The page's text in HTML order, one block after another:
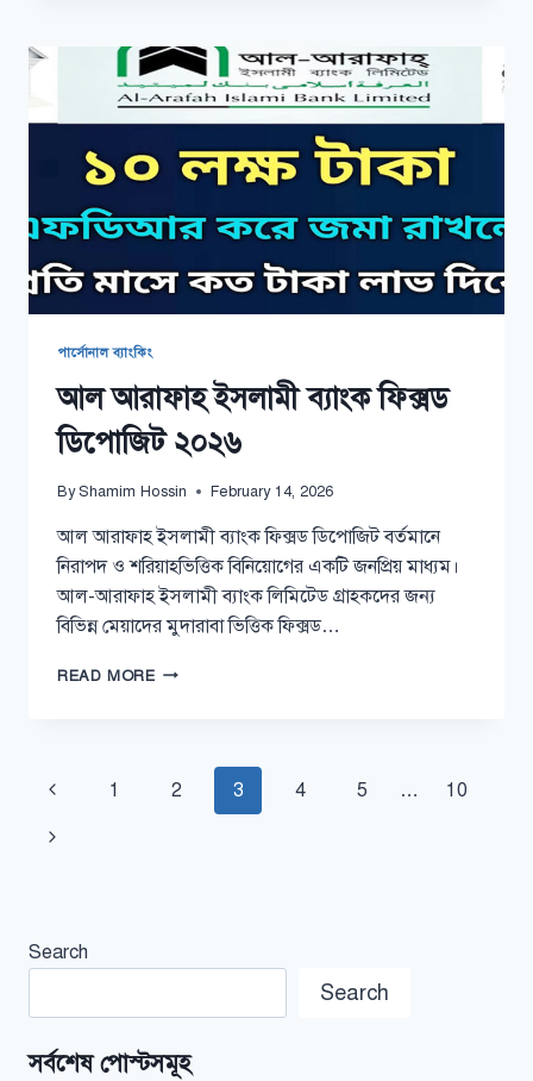
দেওয়ার
নিয়ম
প্রিপেইড/
পার্সোনাল ব্যাংকিং
আল আরাফাহ ইসলামী ব্যাংক ফিক্সড
ডিপোজিট ২০২৬
By Shamim Hossin February 14, 2026
আল আরাফাহ ইসলামী ব্যাংক ফিক্সড ডিপোজিট বর্তমানে
নিরাপদ ও শরিয়াহভিত্তিক বিনিয়োগের একটি জনপ্রিয় মাধ্যম।
আল-আরাফাহ ইসলামী ব্যাংক লিমিটেড গ্রাহকদের জন্য
বিভিন্ন মেয়াদের মুদারাবা ভিত্তিক ফিক্সড…
READ MOREআল
ডিপোজিট
Page
navigation
Previous
Page
1 2 3 4 5 …
10
Next
Search
Search
সর্বশেষ পোস্টসমূহ